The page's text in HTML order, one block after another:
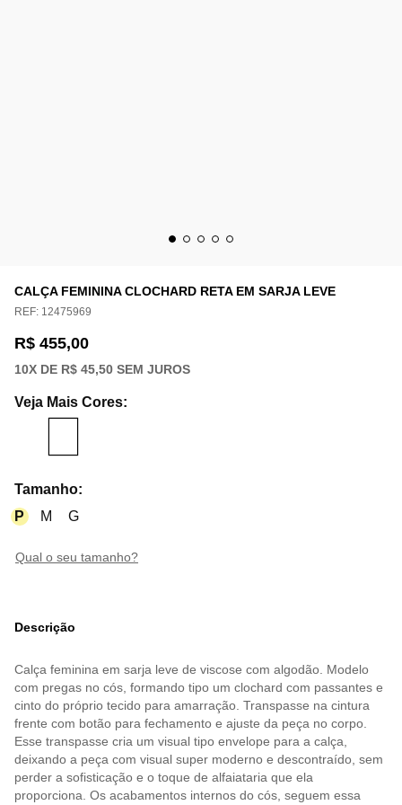
CALÇA FEMININA CLOCHARD RETA EM SARJA LEVE
REF: 12475969
R$ 455,00
10X DE R$ 45,50 SEM JUROS
Veja Mais Cores:
Tamanho:
P
M G
qual o seu tamanho?
Descrição
Calça feminina em sarja leve de viscose com algodão. Modelo
com pregas no cós, formando tipo um clochard com passantes e
cinto do próprio tecido para amarração. Transpasse na cintura
frente com botão para fechamento e ajuste da peça no corpo.
Esse transpasse cria um visual tipo envelope para a calça,
deixando a peça com visual super moderno e descontraído, sem
perder a sofisticação e o toque de alfaiataria que ela
proporciona. Os acabamentos internos do cós, seguem essa